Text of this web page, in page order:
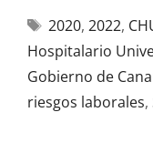
2020, 2022,
Hospitalario
Gobierno de
riesgos laborales,